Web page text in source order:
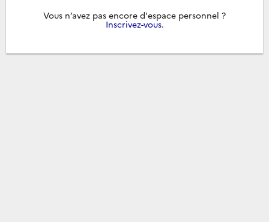
Vous n’avez pas encore d'espace personnel ?
Inscrivez-vous.